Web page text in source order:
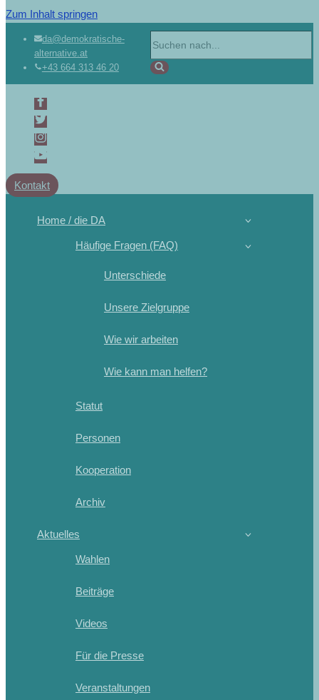
Zum Inhalt springen
da@demokratische-
alternative.at
+43 664 313 46 20
Kontakt
Home / die DA
Häufige Fragen (FAQ)
Unterschiede
Unsere Zielgruppe
Wie wir arbeiten
Wie kann man helfen?
Statut
Personen
Kooperation
Archiv
Aktuelles
Wahlen
Beiträge
Videos
Für die Presse
Veranstaltungen